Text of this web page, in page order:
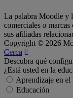
La palabra Moodle y
comerciales o
sus afiliadas
Copyright © 2026
Cerca
Descubra qué
¿Está usted en la
Aprendizaje en el
Educación